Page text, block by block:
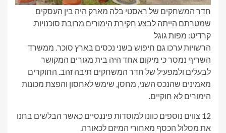
חדר המשחקים של ראסטי בלה מארק היה בין העסקים
שמטרתם הייתה לבצע חקירת הימורים מרובת סוכנויות.
קרדיט: מפות גוגל
הרשויות ערכו גם חיפוש בשני נכסים בארץ סוכר. ממשרד
השריף נמסר כי מיקום אחד היה בית מגורים המקושר
לבעלים ולמפעיל של חדר המשחקים תיבה זהב. החוקרים
מאמינים שהנכס השני, מחסן, שימש לאחסון והפצת מכונות
הימורים לא חוקיים.
12 צווים נוספים כוונו למוסדות פיננסיים כאשר הבלשים בחנו
את מסלול הכסף מאחורי המיזם לכאורה.